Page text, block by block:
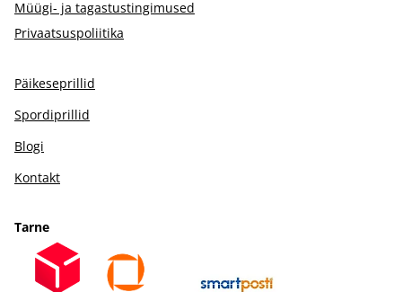
Müügi- ja tagastustingimused
Privaatsuspoliitika
Päikeseprillid
Spordiprillid
Blogi
Kontakt
Tarne